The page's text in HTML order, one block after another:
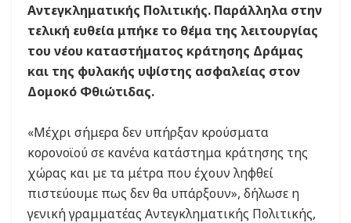
Αντεγκληματικής Πολιτικής. Παράλληλα στην
τελική ευθεία μπήκε το θέμα της λειτουργίας
του νέου καταστήματος κράτησης Δράμας
και της φυλακής υψίστης ασφαλείας στον
Δομοκό Φθιώτιδας.
«Μέχρι σήμερα δεν υπήρξαν κρούσματα
κορονοϊού σε κανένα κατάστημα κράτησης της
χώρας και με τα μέτρα που έχουν ληφθεί
πιστεύουμε πως δεν θα υπάρξουν», δήλωσε η
γενική γραμματέας Αντεγκληματικής Πολιτικής,